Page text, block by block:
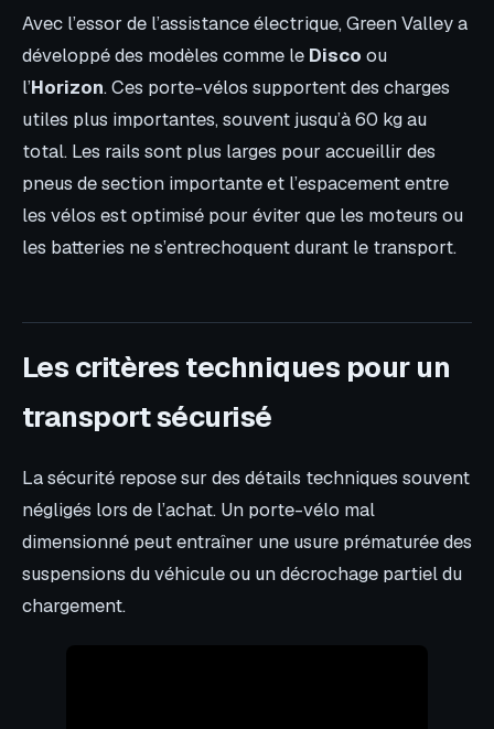
Avec l’essor de l’assistance électrique, Green Valley a
développé des modèles comme le Disco ou
l’Horizon. Ces porte-vélos supportent des charges
utiles plus importantes, souvent jusqu’à 60 kg au
total. Les rails sont plus larges pour accueillir des
pneus de section importante et l’espacement entre
les vélos est optimisé pour éviter que les moteurs ou
les batteries ne s’entrechoquent durant le transport.
Les critères techniques pour un
transport sécurisé
La sécurité repose sur des détails techniques souvent
négligés lors de l’achat. Un porte-vélo mal
dimensionné peut entraîner une usure prématurée des
suspensions du véhicule ou un décrochage partiel du
chargement.